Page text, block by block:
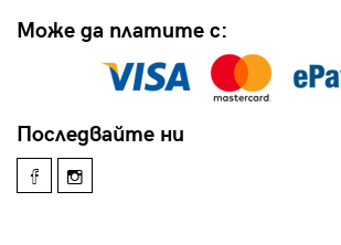
Може да платите с:
Последвайте ни